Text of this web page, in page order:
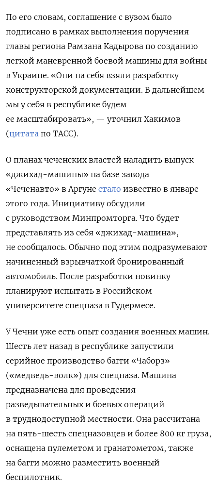
По его словам, соглашение с вузом было
подписано в рамках выполнения поручения
главы региона Рамзана Кадырова по созданию
легкой маневренной боевой машины для войны
в Украине. «Они на себя взяли разработку
конструкторской документации. В дальнейшем
мы у себя в республике будем
ее масштабировать», — уточнил Хакимов
(цитата по ТАСС).
О планах чеченских властей наладить выпуск
«джихад-машины» на базе завода
«Чеченавто» в Аргуне стало известно в январе
этого года. Инициативу обсудили
с руководством Минпромторга. Что будет
представлять из себя «джихад-машина»,
не сообщалось. Обычно под этим подразумевают
начиненный взрывчаткой бронированный
автомобиль. После разработки новинку
планируют испытать в Российском
университете спецназа в Гудермесе.
У Чечни уже есть опыт создания военных машин.
Шесть лет назад в республике запустили
серийное производство багги «Чаборз»
(«медведь-волк») для спецназа. Машина
предназначена для проведения
разведывательных и боевых операций
в труднодоступной местности. Она рассчитана
на пять-шесть спецназовцев и более 800 кг груза,
оснащена пулеметом и гранатометом, также
на багги можно разместить военный
беспилотник.